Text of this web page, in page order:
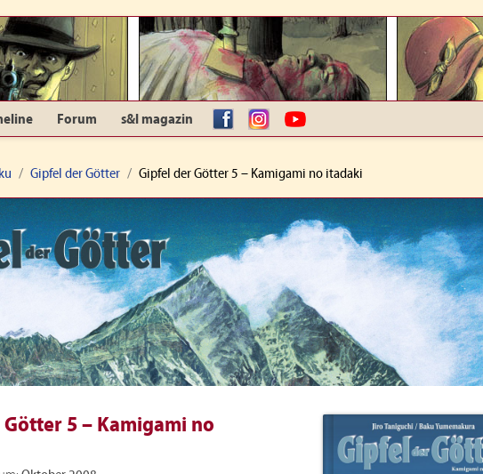
Forum s&l magazin facebookInstagramYouTube
Gipfel der Götter Gipfel der Götter 5 – Kamigami no itadaki
5 – Kamigami no